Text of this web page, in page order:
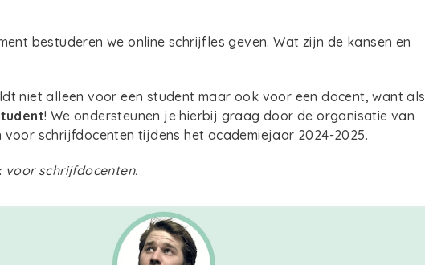
bestuderen we online schrijfles geven. Wat zijn de kansen en
niet alleen voor een student maar ook voor een docent, want als
! We ondersteunen je hierbij graag door de organisatie van
voor schrijfdocenten tijdens het academiejaar 2024-2025.
voor schrijfdocenten.